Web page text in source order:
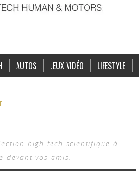
AUTOS JEUX VIDÉO LIFESTYLE
high-tech scientifique à
devant vos amis.